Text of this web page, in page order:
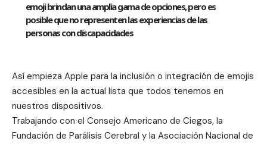
emoji brindan una amplia gama de opciones, pero es
posible que no representen las experiencias de las
personas con discapacidades
Así empieza Apple para la inclusión o integración de emojis
accesibles en la actual lista que todos tenemos en
nuestros dispositivos.
Trabajando con el Consejo Americano de Ciegos, la
Fundación de Parálisis Cerebral y la Asociación Nacional de